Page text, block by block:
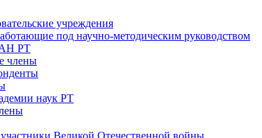
учреждения
под научно-методическим руководством
АН РТ
члены
наук РТ
Великой Отечественной войны